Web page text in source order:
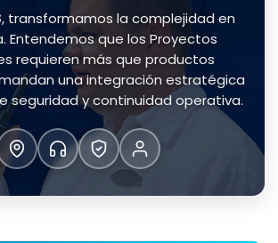
, transformamos la complejidad en
Entendemos que los Proyectos
requieren más que productos
una integración estratégica
seguridad y continuidad operativa.